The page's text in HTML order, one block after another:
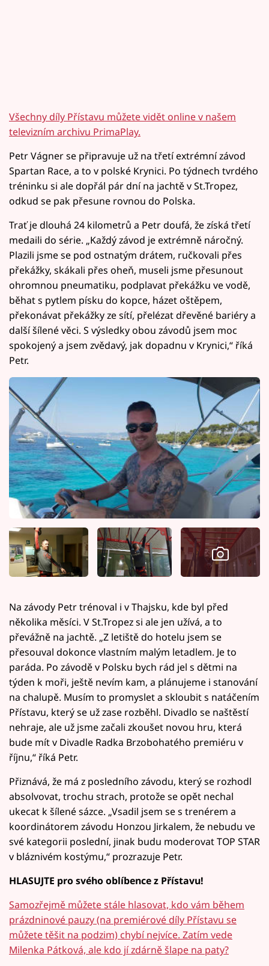
Všechny díly Přístavu můžete vidět online v našem
televizním archivu PrimaPlay.
Petr Vágner se připravuje už na třetí extrémní závod
Spartan Race, a to v polské Krynici. Po týdnech tvrdého
tréninku si ale dopřál pár dní na jachtě v St.Tropez,
odkud se pak přesune rovnou do Polska.
Trať je dlouhá 24 kilometrů a Petr doufá, že získá třetí
medaili do série. „Každý závod je extrémně náročný.
Plazili jsme se pod ostnatým drátem, ručkovali přes
překážky, skákali přes oheň, museli jsme přesunout
ohromnou pneumatiku, podplavat překážku ve vodě,
běhat s pytlem písku do kopce, házet oštěpem,
překonávat překážky ze sítí, přelézat dřevěné bariéry a
další šílené věci. S výsledky obou závodů jsem moc
spokojený a jsem zvědavý, jak dopadnu v Krynici,“ říká
Petr.
Na závody Petr trénoval i v Thajsku, kde byl před
několika měsíci. V St.Tropez si ale jen užívá, a to
převážně na jachtě. „Z letiště do hotelu jsem se
přesouval dokonce vlastním malým letadlem. Je to
paráda. Po závodě v Polsku bych rád jel s dětmi na
týden k moři, ještě nevím kam, a plánujeme i stanování
na chalupě. Musím to promyslet a skloubit s natáčením
Přístavu, který se už zase rozběhl. Divadlo se naštěstí
nehraje, ale už jsme začali zkoušet novou hru, která
bude mít v Divadle Radka Brzobohatého premiéru v
říjnu,“ říká Petr.
Přiznává, že má z posledního závodu, který se rozhodl
absolvovat, trochu strach, protože se opět nechal
ukecat k šílené sázce. „Vsadil jsem se s trenérem a
koordinátorem závodu Honzou Jirkalem, že nebudu ve
své kategorii poslední, jinak budu moderovat TOP STAR
v bláznivém kostýmu,“ prozrazuje Petr.
HLASUJTE pro svého oblíbence z Přístavu!
Samozřejmě můžete stále hlasovat, kdo vám během
prázdninové pauzy (na premiérové díly Přístavu se
můžete těšit na podzim) chybí nejvíce. Zatím vede
Milenka Pátková, ale kdo jí zdárně šlape na paty?